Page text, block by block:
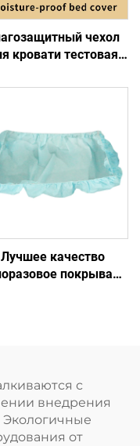
чехол
кровати тестовая
сушки
Лучшее качество
покрывало
с
внедрения
Экологичные
от